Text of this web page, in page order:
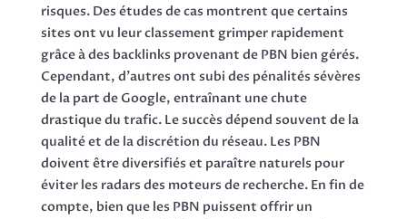
risques. Des études de cas montrent que certains
sites ont vu leur classement grimper rapidement
grâce à des backlinks provenant de PBN bien gérés.
Cependant, d’autres ont subi des pénalités sévères
de la part de Google, entraînant une chute
drastique du trafic. Le succès dépend souvent de la
qualité et de la discrétion du réseau. Les PBN
doivent être diversifiés et paraître naturels pour
éviter les radars des moteurs de recherche. En fin de
compte, bien que les PBN puissent offrir un